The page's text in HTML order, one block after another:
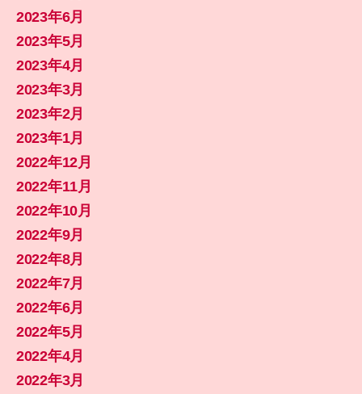
2023年6月
2023年5月
2023年4月
2023年3月
2023年2月
2023年1月
2022年12月
2022年11月
2022年10月
2022年9月
2022年8月
2022年7月
2022年6月
2022年5月
2022年4月
2022年3月